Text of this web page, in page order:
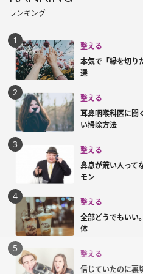
ランキング
整える
本気で「縁を切り
選
整える
耳鼻咽喉科医に
い掃除方法
整える
鼻息が荒い人っ
モン
整える
全部どうでもいい
体
整える
信じていたのに